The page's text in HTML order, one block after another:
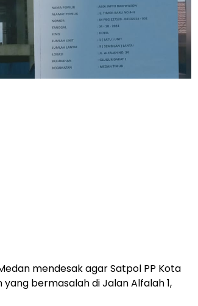
Medan mendesak agar Satpol PP Kota
bermasalah di Jalan Alfalah 1,